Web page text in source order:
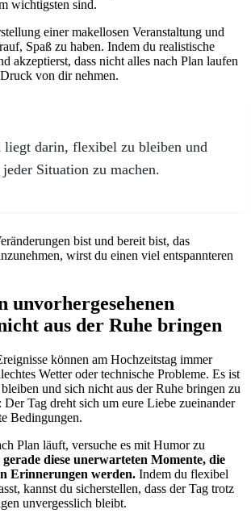
wichtigsten sind.
einer makellosen Veranstaltung und
Spaß zu haben. Indem du realistische
akzeptierst, dass nicht alles nach Plan laufen
von dir nehmen.
liegt darin, flexibel zu bleiben und
jeder Situation zu machen.
bist und bereit bist, das
wirst du einen viel entspannteren
unvorhergesehenen
aus der Ruhe bringen
können am Hochzeitstag immer
Wetter oder technische Probleme. Es ist
und sich nicht aus der Ruhe bringen zu
Der Tag dreht sich um eure Liebe zueinander
Bedingungen.
Plan läuft, versuche es mit Humor zu
gerade diese unerwarteten Momente, die
Erinnerungen werden. Indem du flexibel
kannst du sicherstellen, dass der Tag trotz
unvergesslich bleibt.